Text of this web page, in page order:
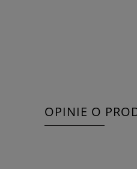
OPINIE O